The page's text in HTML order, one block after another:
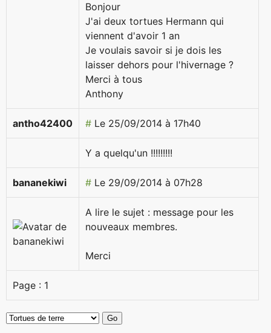
Bonjour
J'ai deux tortues Hermann qui
viennent d'avoir 1 an
Je voulais savoir si je dois les
laisser dehors pour l'hivernage ?
Merci à tous
Anthony
antho42400 # Le 25/09/2014 à 17h40
Y a quelqu'un !!!!!!!!!
bananekiwi # Le 29/09/2014 à 07h28
A lire le sujet : message pour les
nouveaux membres.
Merci
Page : 1